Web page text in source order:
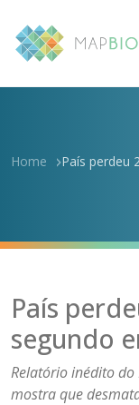
Home País perdeu
País
segundo
Relatório inédito
mostra que